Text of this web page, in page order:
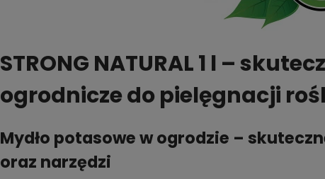
STRONG NATURAL 1 l –
ogrodnicze do pielęgnacji
Mydło potasowe w ogrodzie –
oraz narzędzi